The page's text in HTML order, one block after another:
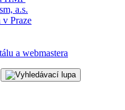
a.s.
v Praze
a webmastera